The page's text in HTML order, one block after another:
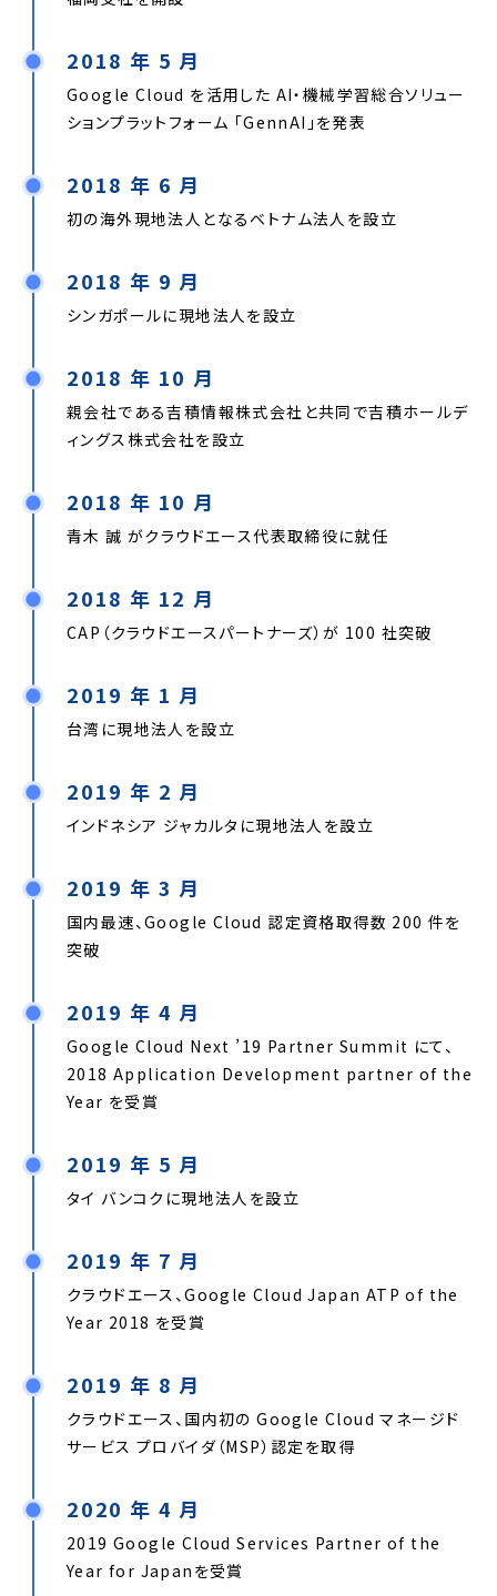
2018 年 5 月
Google Cloud を活用した AI・機械学習総合ソリュー
ションプラットフォーム 「GennAI」を発表
2018 年 6 月
初の海外現地法人となるベトナム法人を設立
2018 年 9 月
シンガポールに現地法人を設立
2018 年 10 月
親会社である吉積情報株式会社と共同で吉積ホールデ
ィングス株式会社を設立
2018 年 10 月
青木 誠 がクラウドエース代表取締役に就任
2018 年 12 月
CAP（クラウドエースパートナーズ）が 100 社突破
2019 年 1 月
台湾に現地法人を設立
2019 年 2 月
インドネシア ジャカルタに現地法人を設立
2019 年 3 月
国内最速、Google Cloud 認定資格取得数 200 件を
突破
2019 年 4 月
Google Cloud Next ’19 Partner Summit にて、
2018 Application Development partner of the
Year を受賞
2019 年 5 月
タイ バンコクに現地法人を設立
2019 年 7 月
クラウドエース、Google Cloud Japan ATP of the
Year 2018 を受賞
2019 年 8 月
クラウドエース、国内初の Google Cloud マネージド
サービス プロバイダ（MSP）認定を取得
2020 年 4 月
2019 Google Cloud Services Partner of the
Year for Japanを受賞